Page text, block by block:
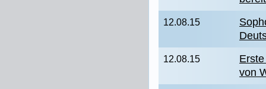
12.08.15
12.08.15
von